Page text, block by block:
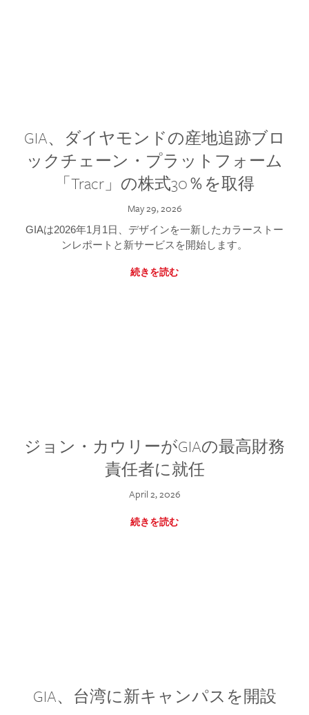
GIA、ダイヤモンドの産地追跡ブロ
ックチェーン・プラットフォーム
「Tracr」の株式30％を取得
May 29, 2026
GIAは2026年1月1日、デザインを一新したカラーストー
ンレポートと新サービスを開始します。
続きを読む
ジョン・カウリーがGIAの最高財務
責任者に就任
April 2, 2026
続きを読む
GIA、台湾に新キャンパスを開設